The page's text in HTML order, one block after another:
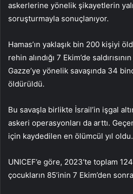
askerlerine yönelik şikayetlerin
soruşturmayla sonuçlanıyor.
Hamas’ın yaklaşık bin 200 kişiyi
rehin alındığı 7 Ekim’de
Gazze’ye yönelik savaşında 34
öldürüldü.
Bu savaşla birlikte İsrail’in işgal
askeri operasyonları da arttı.
için kaydedilen en ölümcül yıl oldu.
UNICEF’e göre, 2023’te toplam
çocukların 85’inin 7 Ekim’den